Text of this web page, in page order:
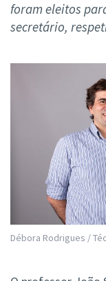
foram eleitos
secretário,
Débora Rodrigues /